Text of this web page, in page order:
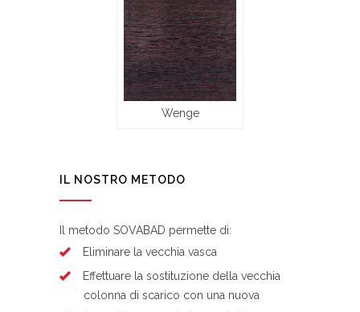
Wenge
IL NOSTRO METODO
Il metodo SOVABAD permette di:
Eliminare la vecchia vasca
Effettuare la sostituzione della vecchia
colonna di scarico con una nuova